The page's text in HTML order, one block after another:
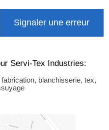
Signaler une erreur
Servi-Tex Industries:
blanchisserie, tex,